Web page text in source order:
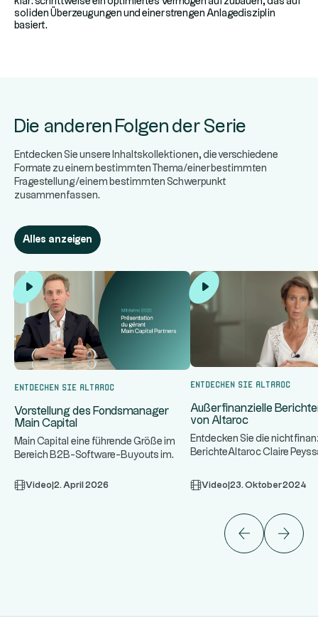
soliden Überzeugungen und einer strengen Anlagedisziplin
basiert.
Die anderen Folgen der Serie
Entdecken Sie unsere Inhaltskollektionen, die verschiedene
Formate zu einem bestimmten Thema/einer bestimmten
Fragestellung/einem bestimmten Schwerpunkt
zusammenfassen.
Alles anzeigen
Entdecken Sie Altaroc
Vorstellung des Fondsmanager
Main Capital
Main Capital eine führende Größe im
Bereich B2B-Software-Buyouts im
Video 2. April 2026
Entdecken Sie Altaroc
Außerfinanzielle
von Altaroc
Entdecken Sie die
BerichteAltaroc Claire
Video 23. Oktober 2024